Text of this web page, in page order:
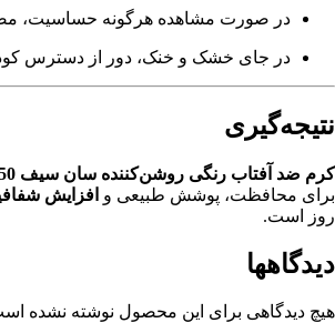
در صورت مشاهده هرگونه حساسیت،
در جای خشک و خنک، دور از دسترس
نتیجه‌گیری
کرم ضد آفتاب رنگی روشن‌کننده سان سیف SPF50
برای محافظت، پوشش طبیعی و افزایش
روز است.
دیدگاهها
هیچ دیدگاهی برای این محصول نوشته نشده